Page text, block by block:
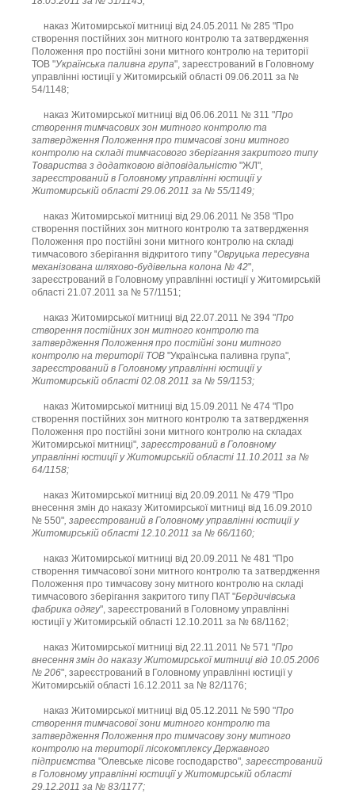
наказ Житомирської митниці від 24.05.2011 № 285 "Про
створення постійних зон митного контролю та затвердження
Положення про постійні зони митного контролю на території
ТОВ "Українська паливна група", зареєстрований в Головному
управлінні юстиції у Житомирській області 09.06.2011 за №
54/1148;
наказ Житомирської митниці від 06.06.2011 № 311 "Про
створення тимчасових зон митного контролю та
затвердження Положення про тимчасові зони митного
контролю на складі тимчасового зберігання закритого типу
Товариства з додатковою відповідальністю "ЖЛ",
зареєстрований в Головному управлінні юстиції у
Житомирській області 29.06.2011 за № 55/1149;
наказ Житомирської митниці від 29.06.2011 № 358 "Про
створення постійних зон митного контролю та затвердження
Положення про постійні зони митного контролю на складі
тимчасового зберігання відкритого типу "Овруцька пересувна
механізована шляхово-будівельна колона № 42",
зареєстрований в Головному управлінні юстиції у Житомирській
області 21.07.2011 за № 57/1151;
наказ Житомирської митниці від 22.07.2011 № 394 "Про
створення постійних зон митного контролю та
затвердження Положення про постійні зони митного
контролю на території ТОВ "Українська паливна група",
зареєстрований в Головному управлінні юстиції у
Житомирській області 02.08.2011 за № 59/1153;
наказ Житомирської митниці від 15.09.2011 № 474 "Про
створення постійних зон митного контролю та затвердження
Положення про постійні зони митного контролю на складах
Житомирської митниці", зареєстрований в Головному
управлінні юстиції у Житомирській області 11.10.2011 за №
64/1158;
наказ Житомирської митниці від 20.09.2011 № 479 "Про
внесення змін до наказу Житомирської митниці від 16.09.2010
№ 550", зареєстрований в Головному управлінні юстиції у
Житомирській області 12.10.2011 за № 66/1160;
наказ Житомирської митниці від 20.09.2011 № 481 "Про
створення тимчасової зони митного контролю та затвердження
Положення про тимчасову зону митного контролю на складі
тимчасового зберігання закритого типу ПАТ "Бердичівська
фабрика одягу", зареєстрований в Головному управлінні
юстиції у Житомирській області 12.10.2011 за № 68/1162;
наказ Житомирської митниці від 22.11.2011 № 571 "Про
внесення змін до наказу Житомирської митниці від 10.05.2006
№ 206", зареєстрований в Головному управлінні юстиції у
Житомирській області 16.12.2011 за № 82/1176;
наказ Житомирської митниці від 05.12.2011 № 590 "Про
створення тимчасової зони митного контролю та
затвердження Положення про тимчасову зону митного
контролю на території лісокомплексу Державного
підприємства "Олевське лісове господарство", зареєстрований
в Головному управлінні юстиції у Житомирській області
29.12.2011 за № 83/1177;